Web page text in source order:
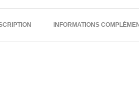
INFORMATIONS